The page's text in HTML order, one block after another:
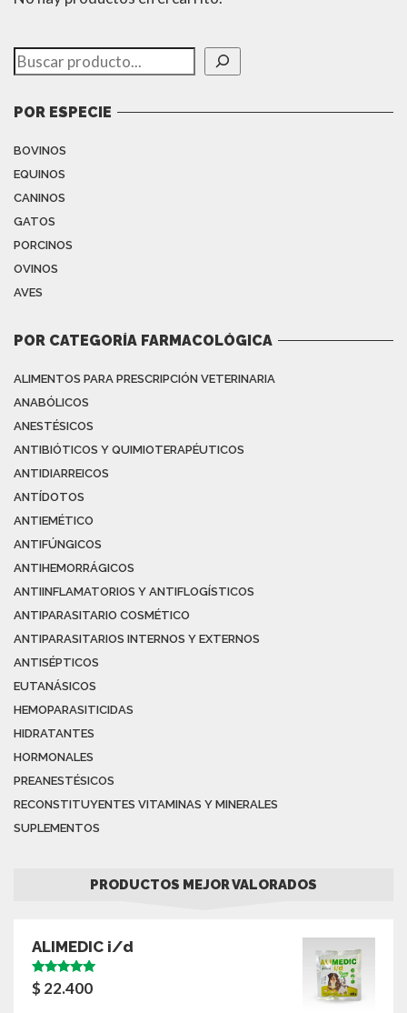
Buscar
POR ESPECIE
BOVINOS
EQUINOS
CANINOS
GATOS
PORCINOS
OVINOS
AVES
POR CATEGORÍA FARMACOLÓGICA
ALIMENTOS PARA PRESCRIPCIÓN VETERINARIA
ANABÓLICOS
ANESTÉSICOS
ANTIBIÓTICOS Y QUIMIOTERAPÉUTICOS
ANTIDIARREICOS
ANTÍDOTOS
ANTIEMÉTICO
ANTIFÚNGICOS
ANTIHEMORRÁGICOS
ANTIINFLAMATORIOS Y ANTIFLOGÍSTICOS
ANTIPARASITARIO COSMÉTICO
ANTIPARASITARIOS INTERNOS Y EXTERNOS
ANTISÉPTICOS
EUTANÁSICOS
HEMOPARASITICIDAS
HIDRATANTES
HORMONALES
PREANESTÉSICOS
RECONSTITUYENTES VITAMINAS Y MINERALES
SUPLEMENTOS
PRODUCTOS MEJOR VALORADOS
ALIMEDIC i/d
Valorado
con5.00de
$22.400